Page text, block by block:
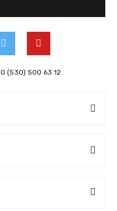
0 (530) 500 63 12